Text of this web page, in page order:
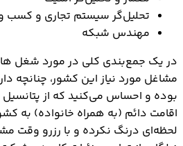
تحلیل‌گر سیستم تجاری و کسب
مهندس شبکه
در یک جمع‌بندی کلی در مورد شغل های
مشاغل مورد نیاز این کشور،
بوده و احساس می‌کنید که از
اقامت دائم (به همراه خانواده) به
لحظه‌ای درنگ نکرده و با رزرو وقت